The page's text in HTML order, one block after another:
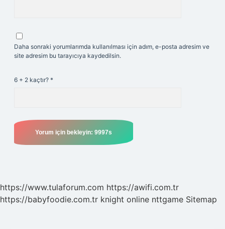
Daha sonraki yorumlarımda kullanılması için adım, e-posta adresim ve
site adresim bu tarayıcıya kaydedilsin.
6 + 2 kaçtır? *
https://www.tulaforum.com https://awifi.com.tr
https://babyfoodie.com.tr knight online nttgame Sitemap